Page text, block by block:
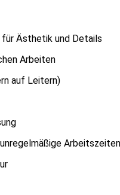
Ästhetik und Details
Arbeiten
auf Leitern)